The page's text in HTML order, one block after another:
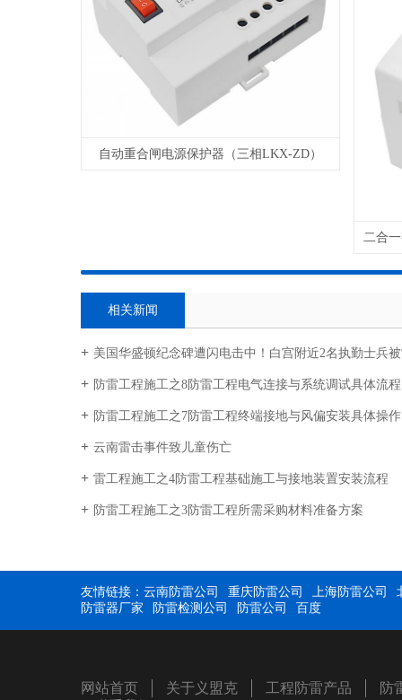
自动重合闸电源保护器（三相LKX-ZD）
相关新闻
美国华盛顿纪念碑遭闪电击中！白宫附近2名执勤士兵
防雷工程施工之8防雷工程电气连接与系统调试具体流程
防雷工程施工之7防雷工程终端接地与风偏安装具体操作
云南雷击事件致儿童伤亡
雷工程施工之4防雷工程基础施工与接地装置安装流程
防雷工程施工之3防雷工程所需采购材料准备方案
友情链接： 云南防雷公司 重庆防雷公司 上海防雷公司
防雷器厂家
防雷检测公司 防雷公司 百度
网站首页 关于义盟克 工程防雷产品
防